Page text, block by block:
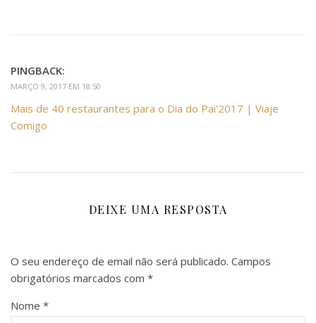
PINGBACK:
MARÇO 9, 2017 EM 18:50
Mais de 40 restaurantes para o Dia do Pai'2017 | Viaje
Comigo
DEIXE UMA RESPOSTA
O seu endereço de email não será publicado. Campos
obrigatórios marcados com *
Nome *